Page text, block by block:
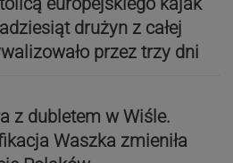
drużyn z całej
przez trzy dni
z dubletem w Wiśle.
Waszka zmieniła